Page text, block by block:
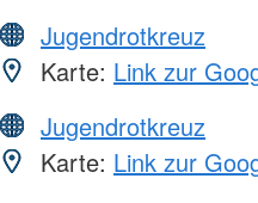
Jugendrotkreuz
Karte: Link zur
Jugendrotkreuz
Karte: Link zur